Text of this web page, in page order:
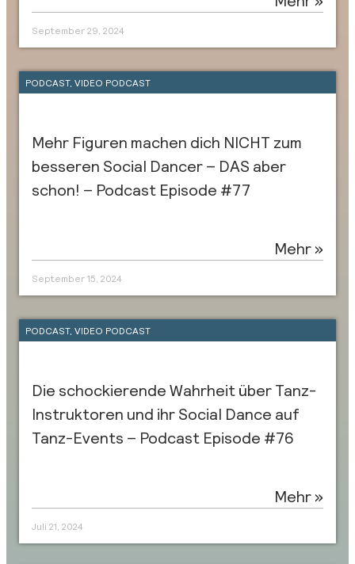
September 29, 2024
PODCAST, VIDEO PODCAST
Mehr Figuren machen dich NICHT zum
besseren Social Dancer – DAS aber
schon! – Podcast Episode #77
Mehr »
September 15, 2024
PODCAST, VIDEO PODCAST
Die schockierende Wahrheit über Tanz-
Instruktoren und ihr Social Dance auf
Tanz-Events – Podcast Episode #76
Mehr »
Juli 21, 2024